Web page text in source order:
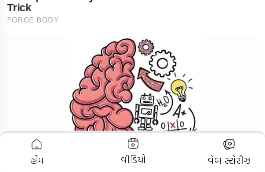
ADVERTISEMENT
હોમ વીડિયો વેબ સ્ટોરીઝ